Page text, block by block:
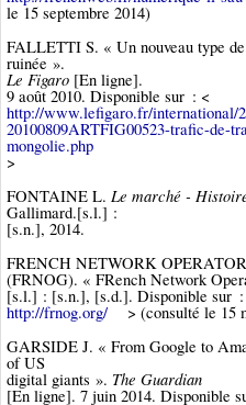
le 15 septembre 2014)
FALLETTI S. « Un nouveau type
ruinée ».
Le Figaro [En ligne].
9 août 2010. Disponible sur : <
http://www.lefigaro.fr/international/
20100809ARTFIG00523-trafic-de-
mongolie.php
>
FONTAINE L. Le marché -
Gallimard.[s.l.] :
[s.n.], 2014.
FRENCH NETWORK
(FRNOG). « FRench Network
[s.l.] : [s.n.], [s.d.]. Disponible sur :
http://frnog.org/
> (consulté le 15
GARSIDE J. « From Google to
of US
digital giants ». The Guardian
[En ligne]. 7 juin 2014. Disponible